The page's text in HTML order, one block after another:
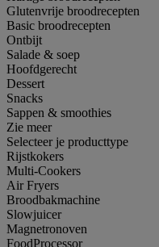
Glutenvrije broodrecepten
Basic broodrecepten
Ontbijt
Salade & soep
Hoofdgerecht
Dessert
Snacks
Sappen & smoothies
Zie meer
Selecteer je producttype
Rijstkokers
Multi-Cookers
Air Fryers
Broodbakmachine
Slowjuicer
Magnetronoven
FoodProcessor